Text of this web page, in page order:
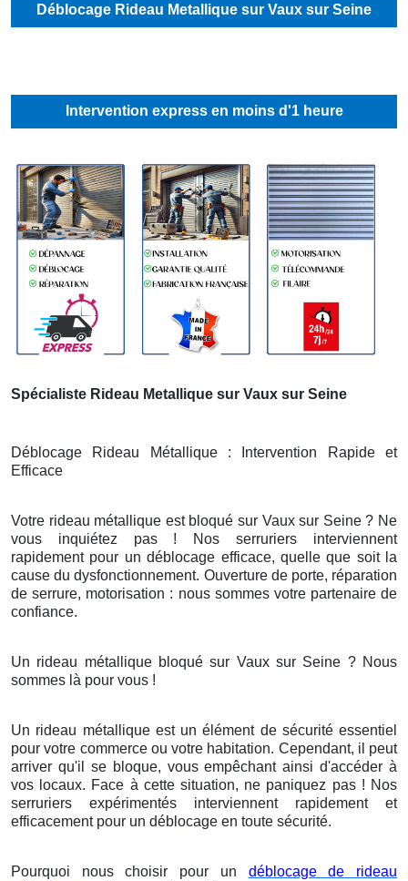
Déblocage Rideau Metallique sur Vaux sur Seine
Intervention express en moins d'1 heure
Spécialiste Rideau Metallique sur Vaux sur Seine
Déblocage Rideau Métallique : Intervention Rapide et
Efficace
Votre rideau métallique est bloqué sur Vaux sur Seine ? Ne
vous inquiétez pas ! Nos serruriers interviennent
rapidement pour un déblocage efficace, quelle que soit la
cause du dysfonctionnement. Ouverture de porte, réparation
de serrure, motorisation : nous sommes votre partenaire de
confiance.
Un rideau métallique bloqué sur Vaux sur Seine ? Nous
sommes là pour vous !
Un rideau métallique est un élément de sécurité essentiel
pour votre commerce ou votre habitation. Cependant, il peut
arriver qu'il se bloque, vous empêchant ainsi d'accéder à
vos locaux. Face à cette situation, ne paniquez pas ! Nos
serruriers expérimentés interviennent rapidement et
efficacement pour un déblocage en toute sécurité.
Pourquoi nous choisir pour un déblocage de rideau